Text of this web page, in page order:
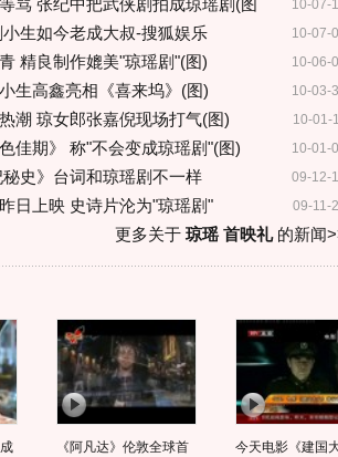
10-07-
骂 张纪中把武侠剧拍成琼瑶剧(图
10-07-
生如今老成大叔-搜狐娱乐
10-06-
精良制作媲美"琼瑶剧"(图)
10-03-
生高鑫亮相《喜来坞》(图)
10-01-
潮 琼女郎张嘉倪现场打气(图)
10-01-
佳期》 称"不会变成琼瑶剧"(图)
09-12-
史》台词和琼瑶剧不一样
09-11-
日上映 史诗片沦为"琼瑶剧"
更多关于 琼瑶 首映礼的新闻
《阿凡达》伦敦全球首
今天电影《建国